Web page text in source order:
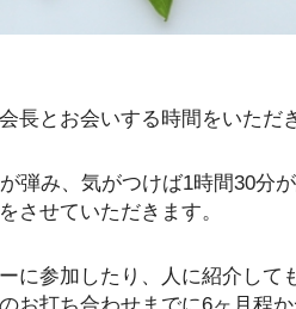
長とお会いする時間をいただ
弾み、気がつけば1時間30分
させていただきます。
に参加したり、人に紹介して